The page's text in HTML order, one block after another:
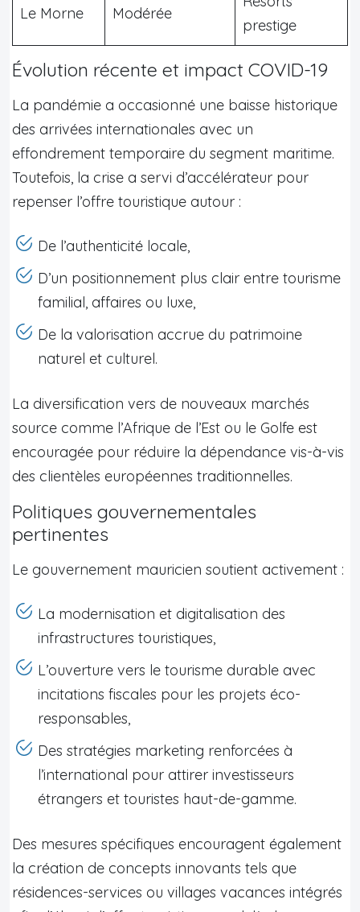
Le Morne Modérée
prestige
Évolution récente et impact COVID-19
La pandémie a occasionné une baisse historique
des arrivées internationales avec un
effondrement temporaire du segment maritime.
Toutefois, la crise a servi d’accélérateur pour
repenser l’offre touristique autour :
De l’authenticité locale,
D’un positionnement plus clair entre tourisme
familial, affaires ou luxe,
De la valorisation accrue du patrimoine
naturel et culturel.
La diversification vers de nouveaux marchés
source comme l’Afrique de l’Est ou le Golfe est
encouragée pour réduire la dépendance vis-à-vis
des clientèles européennes traditionnelles.
Politiques gouvernementales
pertinentes
Le gouvernement mauricien soutient activement :
La modernisation et digitalisation des
infrastructures touristiques,
L’ouverture vers le tourisme durable avec
incitations fiscales pour les projets éco-
responsables,
Des stratégies marketing renforcées à
l’international pour attirer investisseurs
étrangers et touristes haut-de-gamme.
Des mesures spécifiques encouragent également
la création de concepts innovants tels que
résidences-services ou villages vacances intégrés